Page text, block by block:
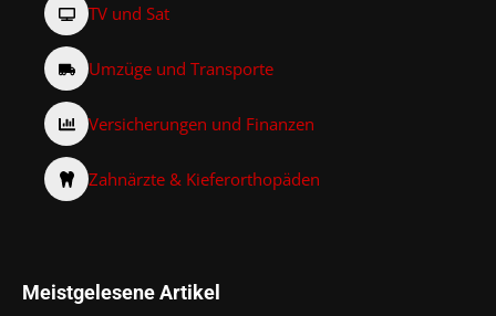
TV und Sat
Umzüge und Transporte
Versicherungen und Finanzen
Zahnärzte & Kieferorthopäden
Meistgelesene Artikel